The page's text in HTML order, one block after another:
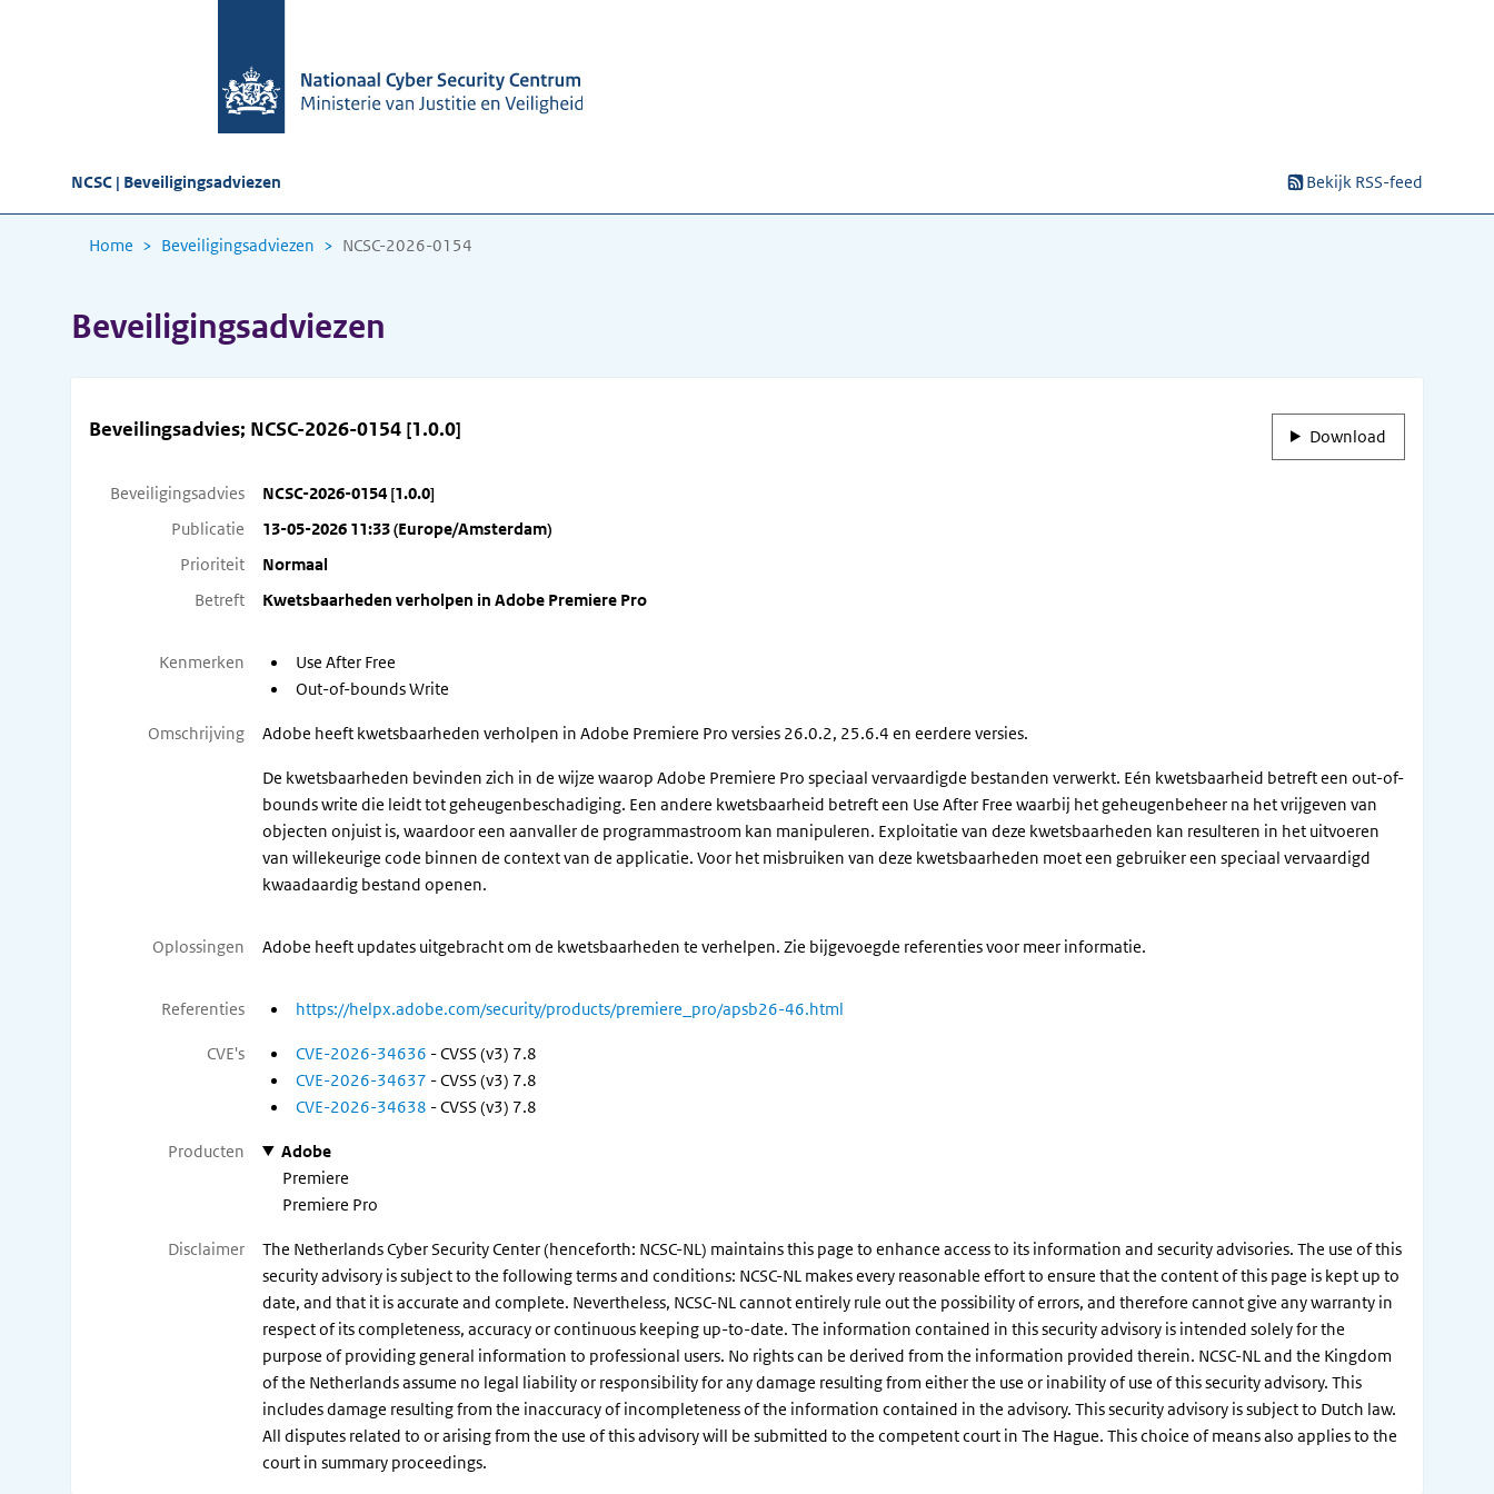
NCSC | Beveiligingsadviezen Bekijk RSS-feed
Home Beveiligingsadviezen NCSC-2026-0154
Beveiligingsadviezen
Download
Beveilingsadvies; NCSC-2026-0154 [1.0.0]
Beveiligingsadvies
NCSC-2026-0154 [1.0.0]
Publicatie
13-05-2026 11:33 (Europe/Amsterdam)
Prioriteit
Normaal
Betreft
Kwetsbaarheden verholpen in Adobe Premiere Pro
Kenmerken
Use After Free
Out-of-bounds Write
Omschrijving Adobe heeft kwetsbaarheden verholpen in Adobe Premiere Pro versies 26.0.2, 25.6.4 en eerdere versies.
De kwetsbaarheden bevinden zich in de wijze waarop Adobe Premiere Pro speciaal vervaardigde bestanden verwerkt. Eén kwetsbaarheid betreft een out-of-
bounds write die leidt tot geheugenbeschadiging. Een andere kwetsbaarheid betreft een Use After Free waarbij het geheugenbeheer na het vrijgeven van
objecten onjuist is, waardoor een aanvaller de programmastroom kan manipuleren. Exploitatie van deze kwetsbaarheden kan resulteren in het uitvoeren
van willekeurige code binnen de context van de applicatie. Voor het misbruiken van deze kwetsbaarheden moet een gebruiker een speciaal vervaardigd
kwaadaardig bestand openen.
Oplossingen Adobe heeft updates uitgebracht om de kwetsbaarheden te verhelpen. Zie bijgevoegde referenties voor meer informatie.
Referenties https://helpx.adobe.com/security/products/premiere_pro/apsb26-46.html
CVE's CVE-2026-34636 - CVSS (v3) 7.8
CVE-2026-34637 - CVSS (v3) 7.8
CVE-2026-34638 - CVSS (v3) 7.8
Producten
Adobe
Premiere
Premiere Pro
Disclaimer
The Netherlands Cyber Security Center (henceforth: NCSC-NL) maintains this page to enhance access to its information and security advisories. The use of this
security advisory is subject to the following terms and conditions: NCSC-NL makes every reasonable effort to ensure that the content of this page is kept up to
date, and that it is accurate and complete. Nevertheless, NCSC-NL cannot entirely rule out the possibility of errors, and therefore cannot give any warranty in
respect of its completeness, accuracy or continuous keeping up-to-date. The information contained in this security advisory is intended solely for the
purpose of providing general information to professional users. No rights can be derived from the information provided therein. NCSC-NL and the Kingdom
of the Netherlands assume no legal liability or responsibility for any damage resulting from either the use or inability of use of this security advisory. This
includes damage resulting from the inaccuracy of incompleteness of the information contained in the advisory. This security advisory is subject to Dutch law.
All disputes related to or arising from the use of this advisory will be submitted to the competent court in The Hague. This choice of means also applies to the
court in summary proceedings.